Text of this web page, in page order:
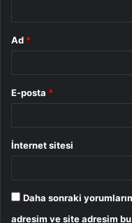
Ad *
E-posta *
İnternet sitesi
Daha sonraki
adresim ve site adresim